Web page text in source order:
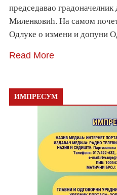
председавао
Миленковић. На самом
Одлуке о измени и допуни
Read More
ИМПРЕСУМ